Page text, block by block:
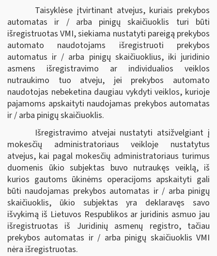
Taisyklėse įtvirtinant atvejus, kuriais prekybos
automatas ir / arba pinigų skaičiuoklis turi būti
išregistruotas VMI, siekiama nustatyti pareigą prekybos
automato naudotojams išregistruoti prekybos
automatus ir / arba pinigų skaičiuoklius, iki juridinio
asmens išregistravimo ar individualios veiklos
nutraukimo tuo atveju, jei prekybos automato
naudotojas nebeketina daugiau vykdyti veiklos, kurioje
pajamoms apskaityti naudojamas prekybos automatas
ir / arba pinigų skaičiuoklis.
Išregistravimo atvejai nustatyti atsižvelgiant į
mokesčių administratoriaus veikloje nustatytus
atvejus, kai pagal mokesčių administratoriaus turimus
duomenis ūkio subjektas buvo nutraukęs veiklą, iš
kurios gautoms ūkinėms operacijoms apskaityti gali
būti naudojamas prekybos automatas ir / arba pinigų
skaičiuoklis, ūkio subjektas yra deklaravęs savo
išvykimą iš Lietuvos Respublikos ar juridinis asmuo jau
išregistruotas iš Juridinių asmenų registro, tačiau
prekybos automatas ir / arba pinigų skaičiuoklis VMI
nėra išregistruotas.